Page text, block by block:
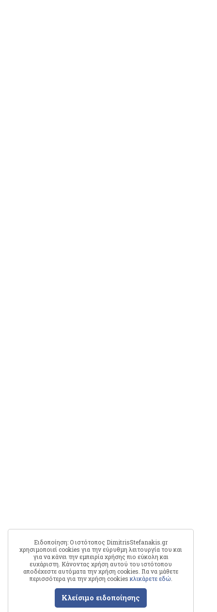
Ειδοποίηση: Ο ιστότοπος DimitrisStefanakis.gr
χρησιμοποιεί cookies για την εύρυθμη λειτουργία του και
για να κάνει την εμπειρία χρήσης πιο εύκολη και
ευχάριστη. Κάνοντας χρήση αυτού του ιστότοπου
αποδέχεστε αυτόματα την χρήση cookies. Για να μάθετε
περισσότερα για την χρήση cookies κλικάρετε εδώ.
Κλείσιμο ειδοποίησης